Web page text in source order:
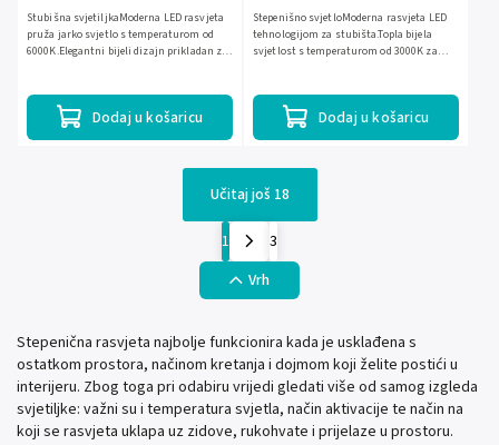
Dodaj u košaricu
Stubišna svjetiljkaModerna LED rasvjeta
pruža jarko svjetlo s temperaturom od
6000K.Elegantni bijeli dizajn prikladan za
Dodaj u košaricu
Stepenišno svjetloModerna rasvjeta LED
tehnologijom za stubišta.Topla bijela
svjetlost s temperaturom od 3000K za
Učitaj još 18
1
3
Vrh
Stepenična rasvjeta najbolje funkcionira kada je usklađena s
ostatkom prostora, načinom kretanja i dojmom koji želite postići u
interijeru. Zbog toga pri odabiru vrijedi gledati više od samog izgleda
svjetiljke: važni su i temperatura svjetla, način aktivacije te način na
koji se rasvjeta uklapa uz zidove, rukohvate i prijelaze u prostoru.